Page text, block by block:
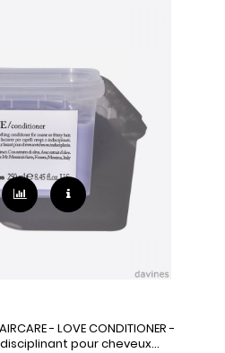
- LOVE CONDITIONER -
pour cheveux...